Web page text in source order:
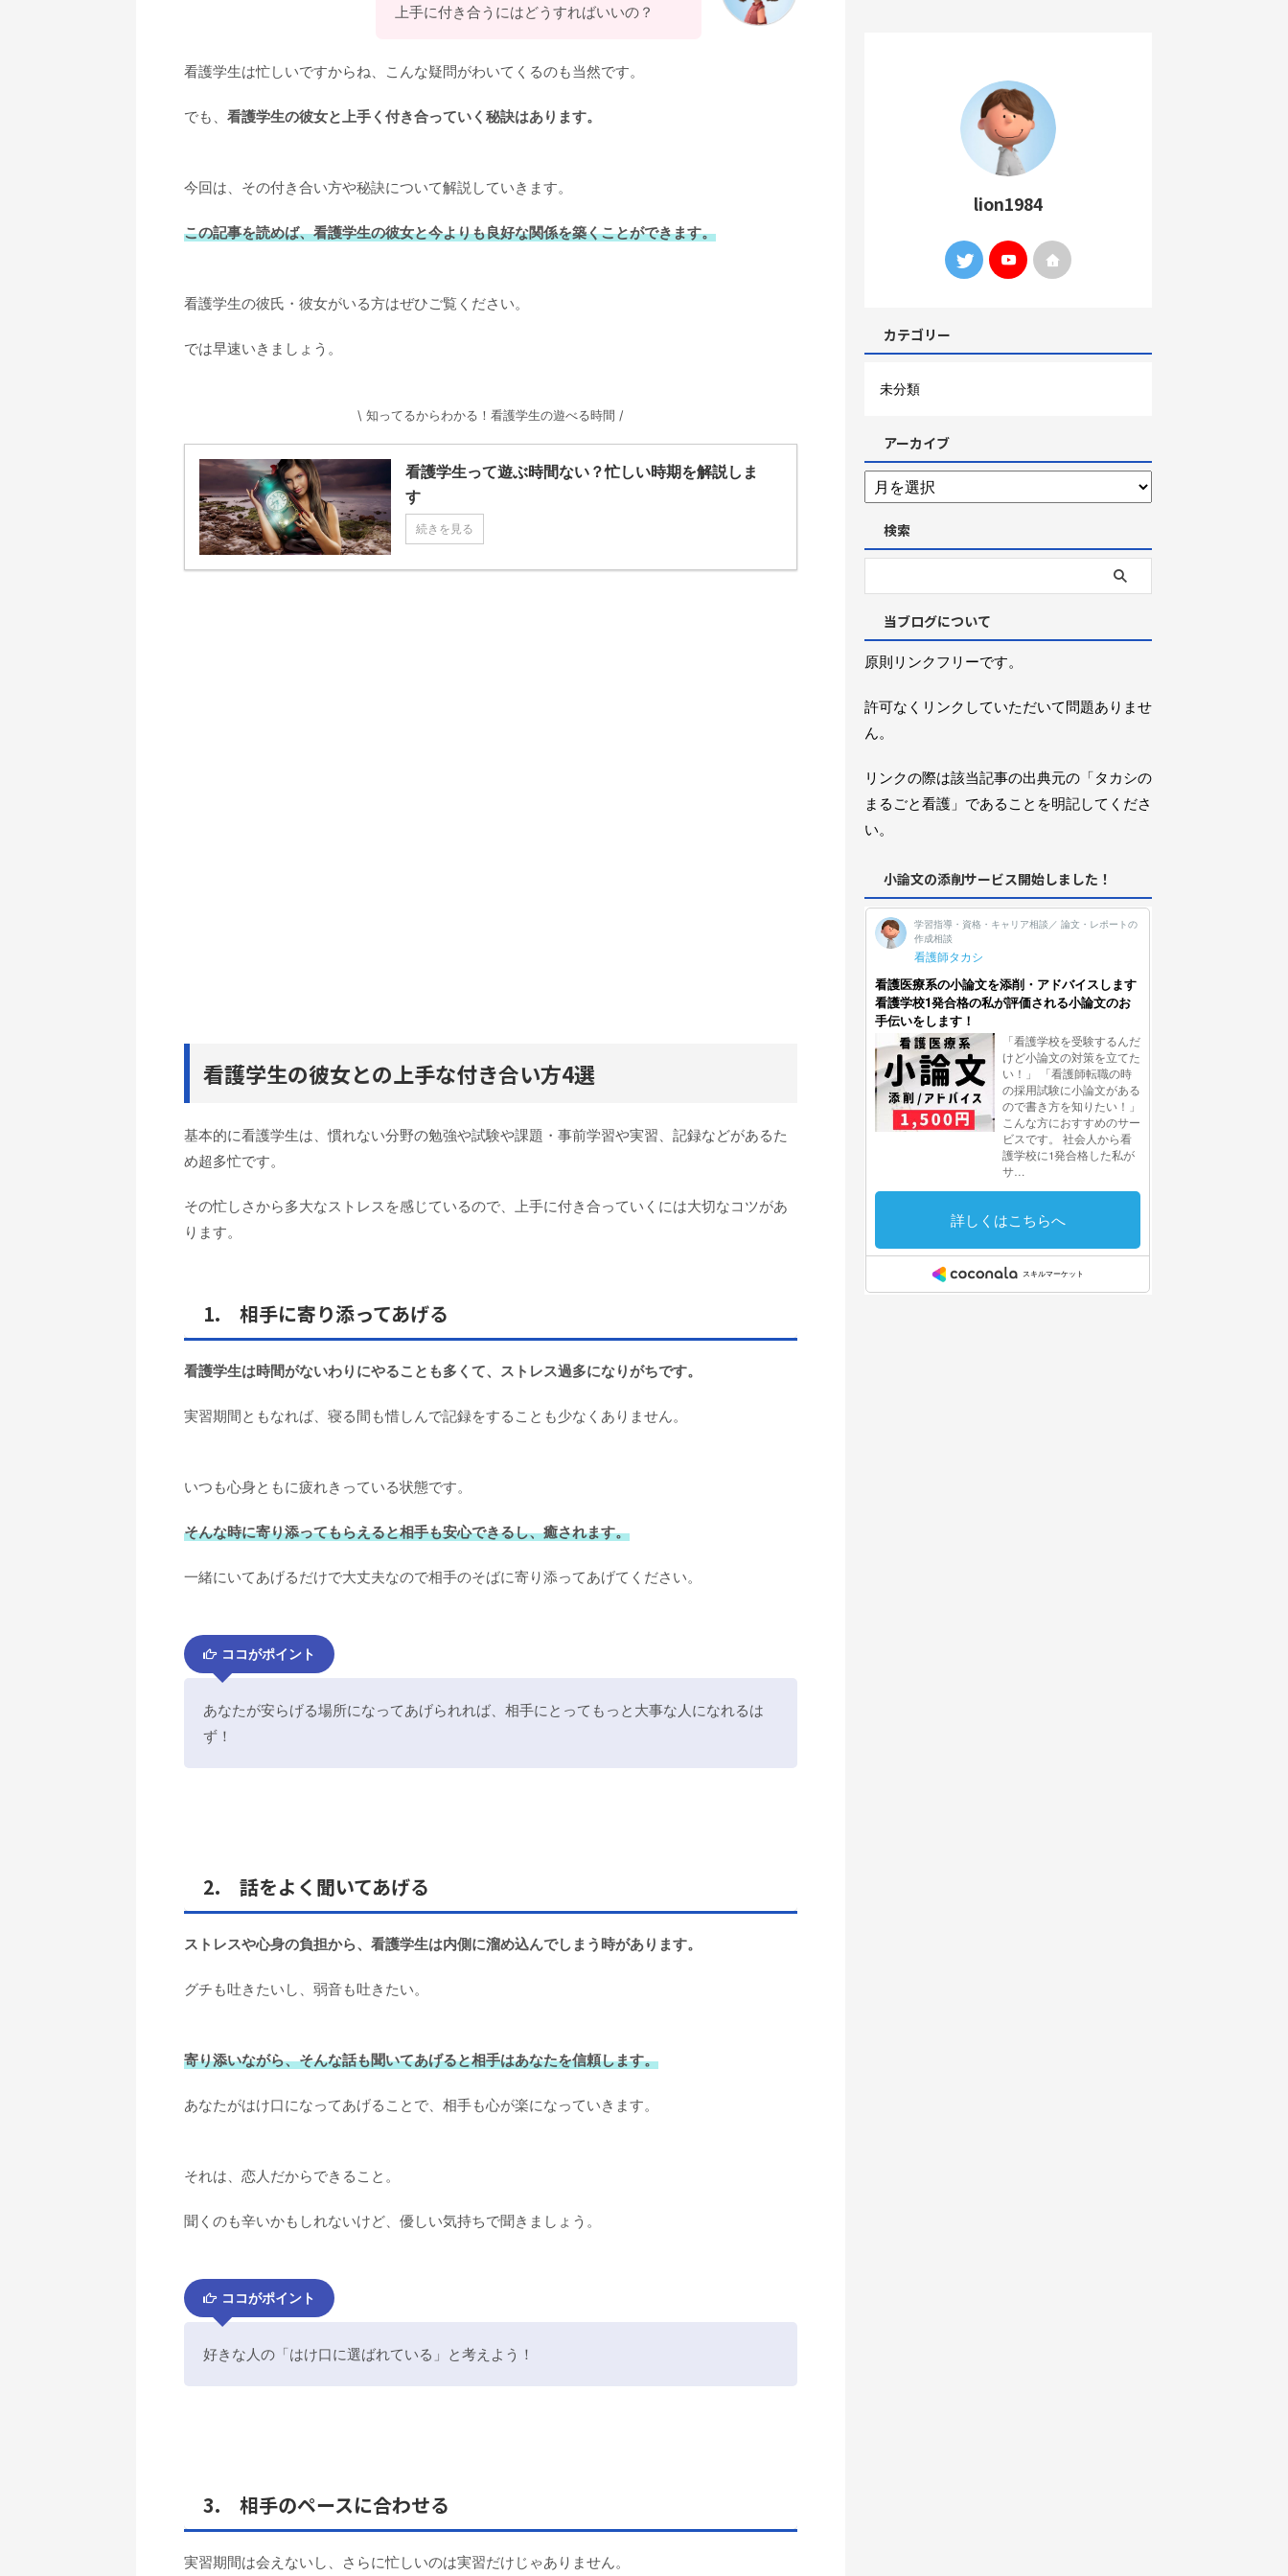
上手に付き合うにはどうすればいいの？
看護学生は忙しいですからね、こんな疑問がわいてくるのも当然です。
でも、 看護学生の彼女と上手く付き合っていく秘訣はあります。
今回は、その付き合い方や秘訣について解説していきます。
この記事を読めば、看護学生の彼女と今よりも良好な関係を築くことができます。
看護学生の彼氏・彼女がいる方はぜひご覧ください。
では早速いきましょう。
\ 知ってるからわかる！看護学生の遊べる時間 /
看護学生って遊ぶ時間ない？忙しい時期を解説しま
す
続きを見る
看護学生の彼女との上手な付き合い方4選
基本的に看護学生は、慣れない分野の勉強や試験や課題・事前学習や実習、記録などがあるた
め超多忙です。
その忙しさから多大なストレスを感じているので、上手に付き合っていくには大切なコツがあ
ります。
1. 相手に寄り添ってあげる
看護学生は時間がないわりにやることも多くて、ストレス過多になりがちです。
実習期間ともなれば、寝る間も惜しんで記録をすることも少なくありません。
いつも心身ともに疲れきっている状態です。
そんな時に寄り添ってもらえると相手も安心できるし、癒されます。
一緒にいてあげるだけで大丈夫なので相手のそばに寄り添ってあげてください。
ココがポイント
あなたが安らげる場所になってあげられれば、相手にとってもっと大事な人になれるは
ず！
2. 話をよく聞いてあげる
ストレスや心身の負担から、看護学生は内側に溜め込んでしまう時があります。
グチも吐きたいし、弱音も吐きたい。
寄り添いながら、そんな話も聞いてあげると相手はあなたを信頼します。
あなたがはけ口になってあげることで、相手も心が楽になっていきます。
それは、恋人だからできること。
聞くのも辛いかもしれないけど、優しい気持ちで聞きましょう。
ココがポイント
好きな人の「はけ口に選ばれている」と考えよう！
3. 相手のペースに合わせる
実習期間は会えないし、さらに忙しいのは実習だけじゃありません。
lion1984
カテゴリー
未分類
アーカイブ
検索
当ブログについて
原則リンクフリーです。
許可なくリンクしていただいて問題ありませ
ん。
リンクの際は該当記事の出典元の「タカシの
まるごと看護」であることを明記してくださ
い。
小論文の添削サービス開始しました！